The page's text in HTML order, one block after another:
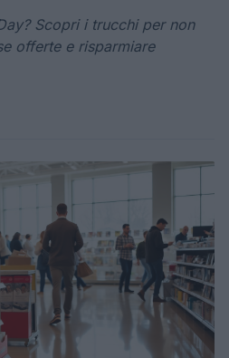
Scopri i trucchi per non
offerte e risparmiare